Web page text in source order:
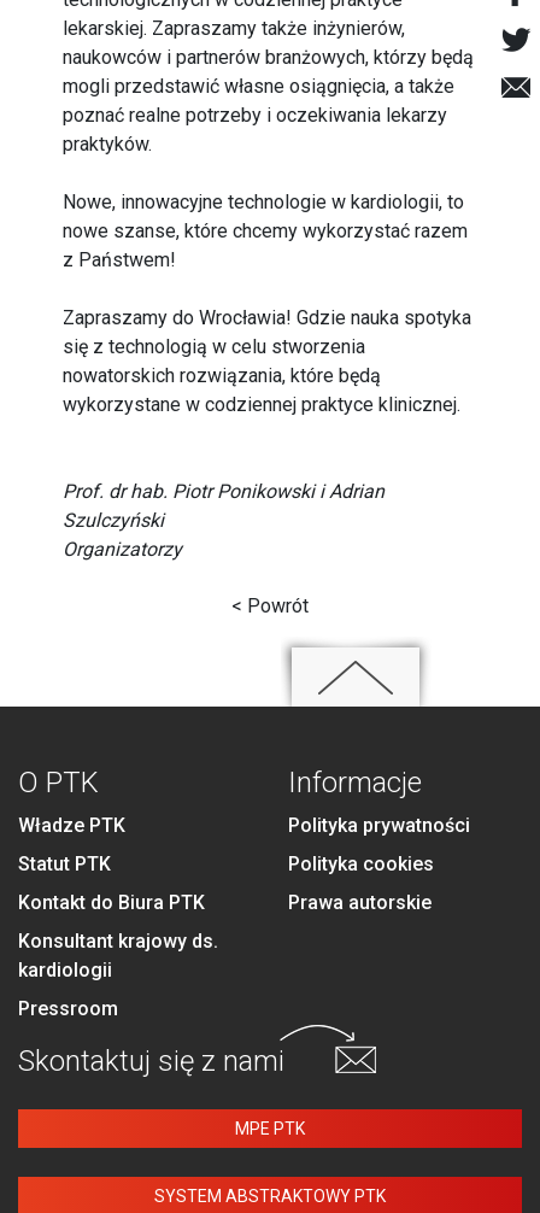
lekarskiej. Zapraszamy także inżynierów,
naukowców i partnerów branżowych, którzy będą
mogli przedstawić własne osiągnięcia, a także
poznać realne potrzeby i oczekiwania lekarzy
praktyków.
Nowe, innowacyjne technologie w kardiologii, to
nowe szanse, które chcemy wykorzystać razem
z Państwem!
Zapraszamy do Wrocławia! Gdzie nauka spotyka
się z technologią w celu stworzenia
nowatorskich rozwiązania, które będą
wykorzystane w codziennej praktyce klinicznej.
Prof. dr hab. Piotr Ponikowski i Adrian
Szulczyński
Organizatorzy
< Powrót
O PTK
Władze PTK
Statut PTK
Kontakt do Biura PTK
Konsultant krajowy ds.
kardiologii
Pressroom
Informacje
Polityka prywatności
Polityka cookies
Prawa autorskie
Skontaktuj się z nami
MPE PTK
SYSTEM ABSTRAKTOWY PTK